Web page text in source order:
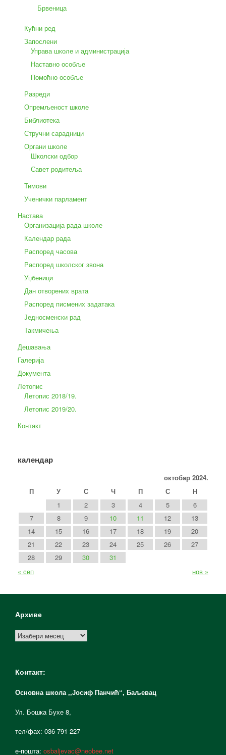
Брвеница
Кућни ред
Запослени
Управа школе и администрација
Наставно особље
Помоћно особље
Разреди
Опремљеност школе
Библиотека
Стручни сарадници
Органи школе
Школски одбор
Савет родитеља
Тимови
Ученички парламент
Настава
Организација рада школе
Календар рада
Распоред часова
Распоред школског звона
Уџбеници
Дан отворених врата
Распоред писмених задатака
Једносменски рад
Такмичења
Дешавања
Галерија
Документа
Летопис
Летопис 2018/19.
Летопис 2019/20.
Контакт
календар
октобар 2024.
П
У С Ч П С
Н
1
2 3 4 5
6
7
8 9 10 11 12
13
14
15 16 17 18 19
20
21
22 23 24 25 26
27
28
29 30
31
« сеп
нов »
Архиве
Архиве
Контакт:
Основна школа ,,Јосиф Панчић“, Баљевац
Ул. Бошка Бухе 8,
тел/фах: 036 791 227
е-пошта: osbaljevac@neobee.net